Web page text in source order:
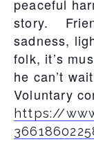
peaceful
story.
sadness,
folk, it’s
he can’t
Voluntary
https://